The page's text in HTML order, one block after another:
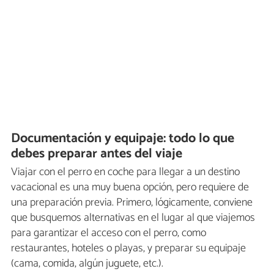
Documentación y equipaje: todo lo que
debes preparar antes del viaje
Viajar con el perro en coche para llegar a un destino
vacacional es una muy buena opción, pero requiere de
una preparación previa. Primero, lógicamente, conviene
que busquemos alternativas en el lugar al que viajemos
para garantizar el acceso con el perro, como
restaurantes, hoteles o playas, y preparar su equipaje
(cama, comida, algún juguete, etc.).